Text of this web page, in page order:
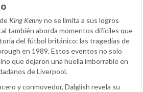
King Kennyno se limita a sus logros
también aborda momentos difíciles que
del fútbol británico: las tragedias de
en 1989. Estos eventos no solo
que dejaron una huella imborrable en
de Liverpool.
y conmovedor, Dalglish revela su